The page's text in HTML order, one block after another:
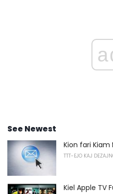
See Newest
Kion fari
TTT-EJO KAJ
Kiel Apple TV